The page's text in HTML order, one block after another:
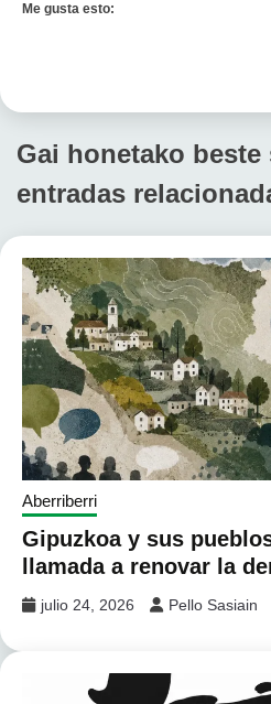
Me gusta esto:
Gai honetako beste
entradas
Aberriberri
Gipuzkoa y sus
llamada a renovar la
julio 24, 2026 Pello Sasiain